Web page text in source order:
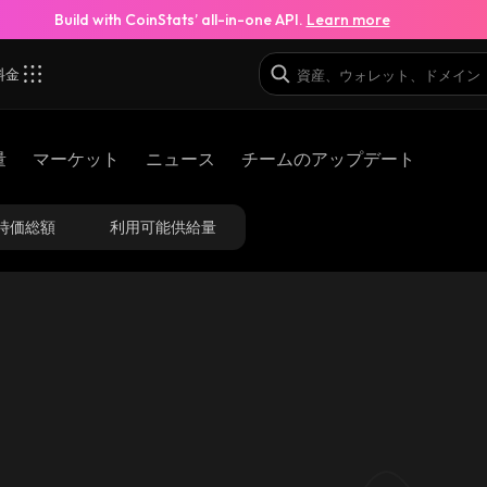
Build with CoinStats’ all-in-one API. Learn more
金
マーケット ニュース チームのアップデート
価総額 利用可能供給量